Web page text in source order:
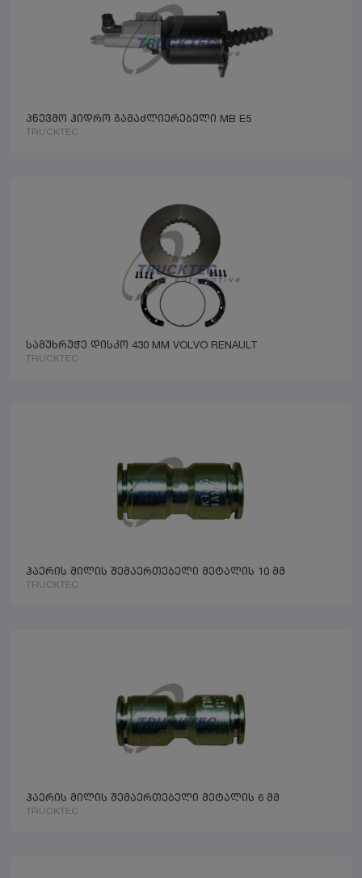
პნევმო ჰიდრო გამაძლიერებელი MB E5
TRUCKTEC
სამუხრუჭე დისკო 430 MM VOLVO RENAULT
TRUCKTEC
ჰაერის მილის შემაერთებელი მეტალის 10 მმ
TRUCKTEC
ჰაერის მილის შემაერთებელი მეტალის 6 მმ
TRUCKTEC